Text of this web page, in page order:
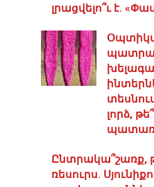
լրացվելո՞ւ է.
լորձ, թե՞
Ընտրակա՞շառք,
ռեսուրս․